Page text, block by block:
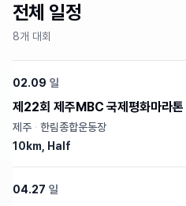
전체 일정
8개 대회
02.09 일
제22회 제주MBC 국제평화마라톤
제주 · 한림종합운동장
10km, Half
04.27 일